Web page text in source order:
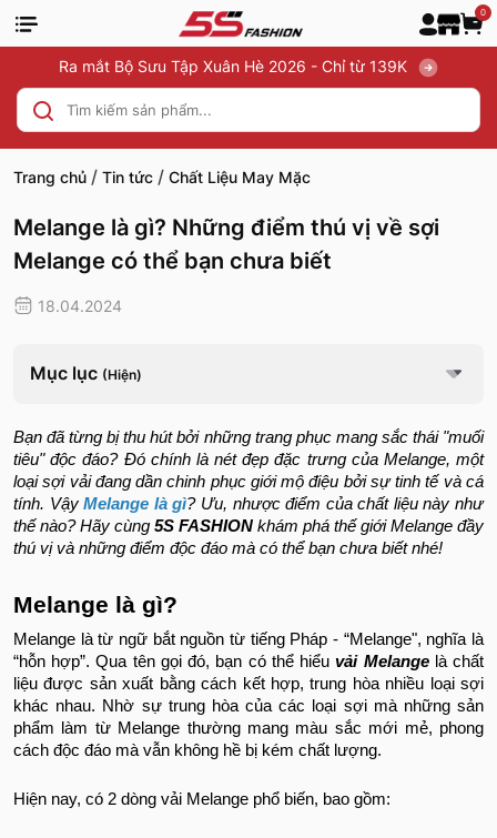
0
Ra mắt Bộ Sưu Tập Xuân Hè 2026 - Chỉ từ 139K
Trang chủ / Tin tức / Chất Liệu May Mặc
Melange là gì? Những điểm thú vị về sợi
Melange có thể bạn chưa biết
18.04.2024
Mục lục (Hiện)
Bạn đã từng bị thu hút bởi những trang phục mang sắc thái "muối
tiêu" độc đáo? Đó chính là nét đẹp đặc trưng của Melange, một
loại sợi vải đang dần chinh phục giới mộ điệu bởi sự tinh tế và cá
tính. VậyMelange là gì? Ưu, nhược điểm của chất liệu này như
thế nào? Hãy cùng 5S FASHION khám phá thế giới Melange đầy
thú vị và những điểm độc đáo mà có thể bạn chưa biết nhé!
Melange là gì?
Melange là từ ngữ bắt nguồn từ tiếng Pháp - “Melange", nghĩa là
“hỗn hợp”. Qua tên gọi đó, bạn có thể hiểuvải Melangelà chất
liệu được sản xuất bằng cách kết hợp, trung hòa nhiều loại sợi
khác nhau. Nhờ sự trung hòa của các loại sợi mà những sản
phẩm làm từ Melange thường mang màu sắc mới mẻ, phong
cách độc đáo mà vẫn không hề bị kém chất lượng.
Hiện nay, có 2 dòng vải Melange phổ biến, bao gồm: